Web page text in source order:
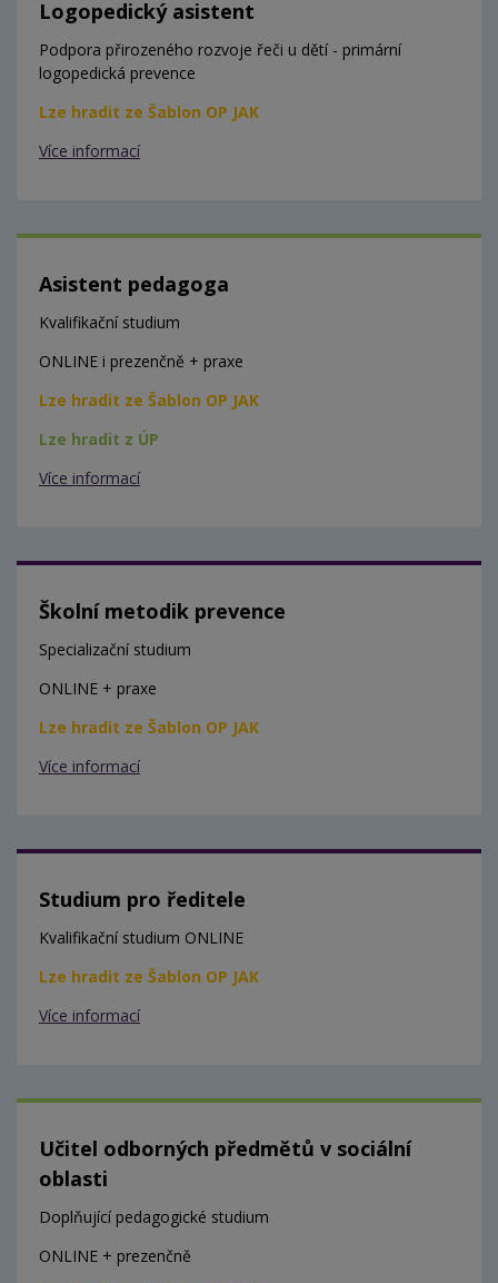
Logopedický asistent
Podpora přirozeného rozvoje řeči u dětí - primární
logopedická prevence
Lze hradit ze Šablon OP JAK
Více informací
Asistent pedagoga
Kvalifikační studium
ONLINE i prezenčně + praxe
Lze hradit ze Šablon OP JAK
Lze hradit z ÚP
Více informací
Školní metodik prevence
Specializační studium
ONLINE + praxe
Lze hradit ze Šablon OP JAK
Více informací
Studium pro ředitele
Kvalifikační studium ONLINE
Lze hradit ze Šablon OP JAK
Více informací
Učitel odborných předmětů v sociální
oblasti
Doplňující pedagogické studium
ONLINE + prezenčně